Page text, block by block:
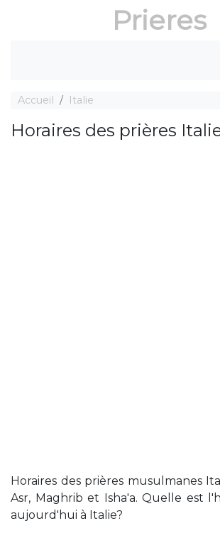
Prieres
Accueil Italie
Horaires des prières
Horaires des prières musulmanes
Asr, Maghrib et Isha'a. Quelle est
aujourd'hui à Italie?